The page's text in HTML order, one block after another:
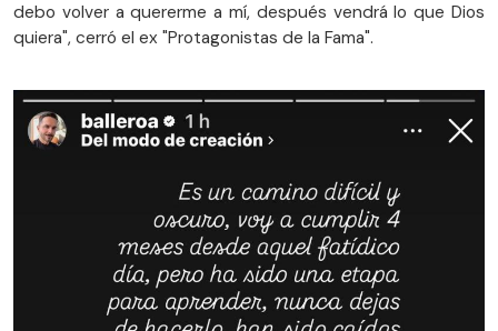
debo volver a quererme a mí, después vendrá lo que Dios
quiera", cerró el ex "Protagonistas de la Fama".